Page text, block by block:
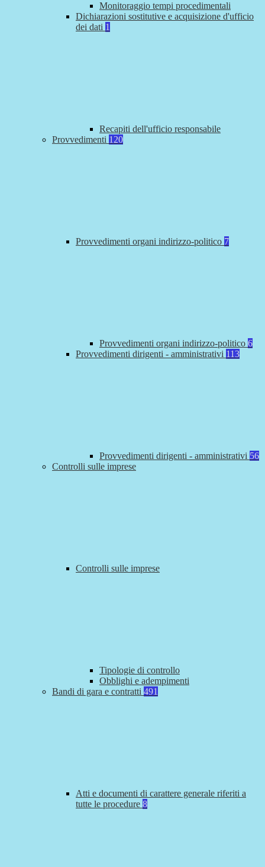
Monitoraggio tempi procedimentali
Dichiarazioni sostitutive e acquisizione d'ufficio
dei dati 1
Recapiti dell'ufficio responsabile
Provvedimenti 120
Provvedimenti organi indirizzo-politico 7
Provvedimenti organi indirizzo-politico 6
Provvedimenti dirigenti - amministrativi 113
Provvedimenti dirigenti - amministrativi 56
Controlli sulle imprese
Controlli sulle imprese
Tipologie di controllo
Obblighi e adempimenti
Bandi di gara e contratti 491
Atti e documenti di carattere generale riferiti a
tutte le procedure 8